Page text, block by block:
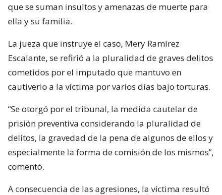
que se suman insultos y amenazas de muerte para
ella y su familia.
La jueza que instruye el caso, Mery Ramírez
Escalante, se refirió a la pluralidad de graves delitos
cometidos por el imputado que mantuvo en
cautiverio a la víctima por varios días bajo torturas.
“Se otorgó por el tribunal, la medida cautelar de
prisión preventiva considerando la pluralidad de
delitos, la gravedad de la pena de algunos de ellos y
especialmente la forma de comisión de los mismos”,
comentó.
A consecuencia de las agresiones, la víctima resultó